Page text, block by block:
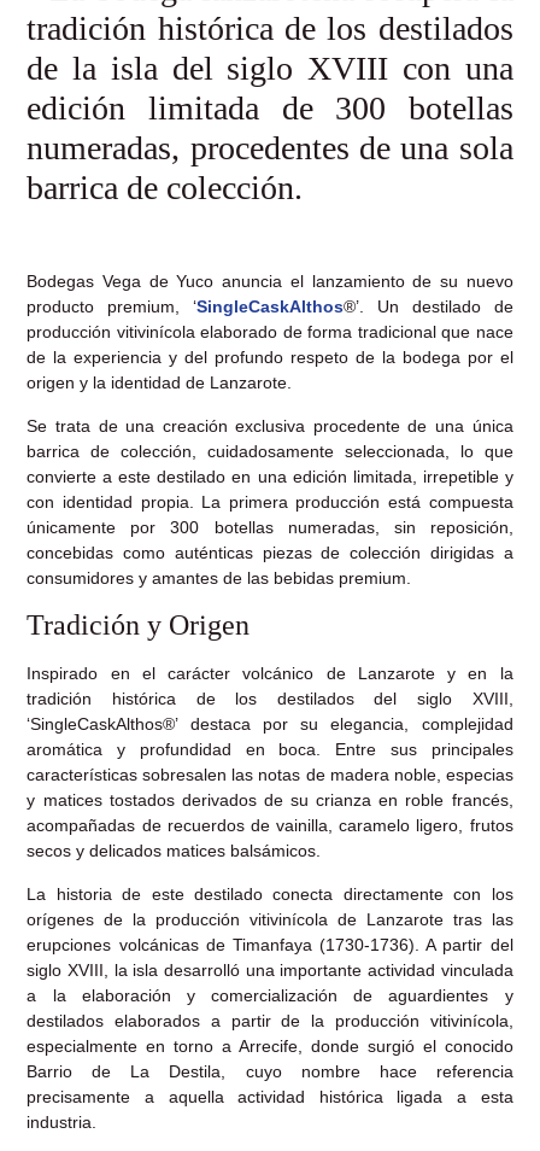
tradición histórica de los destilados
de la isla del siglo XVIII con una
edición limitada de 300 botellas
numeradas, procedentes de una sola
barrica de colección.
Bodegas Vega de Yuco anuncia el lanzamiento de su nuevo
producto premium, ‘SingleCaskAlthos®’. Un destilado de
producción vitivinícola elaborado de forma tradicional que nace
de la experiencia y del profundo respeto de la bodega por el
origen y la identidad de Lanzarote.
Se trata de una creación exclusiva procedente de una única
barrica de colección, cuidadosamente seleccionada, lo que
convierte a este destilado en una edición limitada, irrepetible y
con identidad propia. La primera producción está compuesta
únicamente por 300 botellas numeradas, sin reposición,
concebidas como auténticas piezas de colección dirigidas a
consumidores y amantes de las bebidas premium.
Tradición y Origen
Inspirado en el carácter volcánico de Lanzarote y en la
tradición histórica de los destilados del siglo XVIII,
‘SingleCaskAlthos®’ destaca por su elegancia, complejidad
aromática y profundidad en boca. Entre sus principales
características sobresalen las notas de madera noble, especias
y matices tostados derivados de su crianza en roble francés,
acompañadas de recuerdos de vainilla, caramelo ligero, frutos
secos y delicados matices balsámicos.
La historia de este destilado conecta directamente con los
orígenes de la producción vitivinícola de Lanzarote tras las
erupciones volcánicas de Timanfaya (1730-1736). A partir del
siglo XVIII, la isla desarrolló una importante actividad vinculada
a la elaboración y comercialización de aguardientes y
destilados elaborados a partir de la producción vitivinícola,
especialmente en torno a Arrecife, donde surgió el conocido
Barrio de La Destila, cuyo nombre hace referencia
precisamente a aquella actividad histórica ligada a esta
industria.